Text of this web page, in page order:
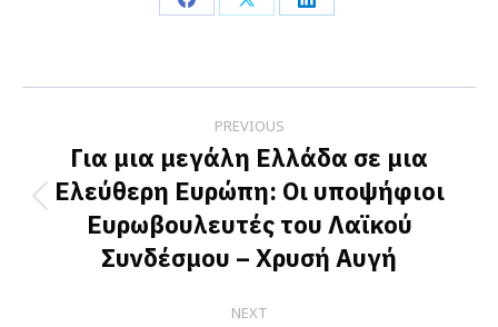
Share
Facebook
Share
X
Share
LinkedIn
navigation
PREVIOUS
Previous
post:
Για μια μεγάλη Ελλάδα σε μια
Ελεύθερη Ευρώπη: Οι υποψήφιοι
Ευρωβουλευτές του Λαϊκού
Συνδέσμου – Χρυσή Αυγή
NEXT